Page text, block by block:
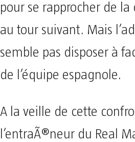
pour se rapprocher de
au tour suivant. Mais
semble pas disposer à
de l’équipe espagnole.
A la veille de cette
l’entraÃ®neur du Real